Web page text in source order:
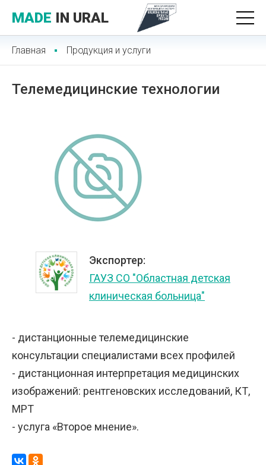
MADE IN URAL
Главная Продукция и услуги
Телемедицинские технологии
Экспортер:
ГАУЗ СО "Областная детская
клиническая больница"
- дистанционные телемедицинские
консультации специалистами всех профилей
- дистанционная интерпретация медицинских
изображений: рентгеновских исследований, КТ,
МРТ
- услуга «Второе мнение».